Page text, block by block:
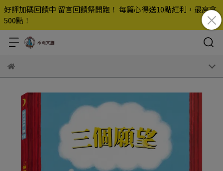
好評加碼回饋中 留言回饋祭開跑！ 每篇心得送10點紅利，最高拿
500點！